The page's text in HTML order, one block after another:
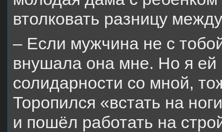
втолковать разницу
– Если мужчина не с
внушала она мне. Но я ей
солидарности со мной,
Торопился «встать на
и пошёл работать на